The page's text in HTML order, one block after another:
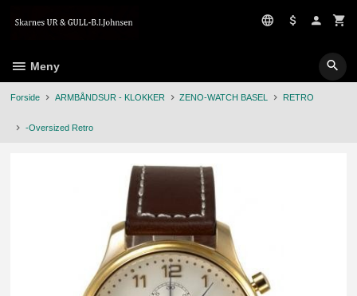
Meny
Forside ARMBÅNDSUR - KLOKKER ZENO-WATCH BASEL RETRO
-Oversized Retro